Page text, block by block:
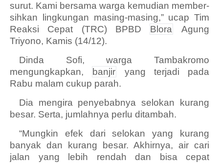
surut. Kami bersama warga kemudian member­
sihkan lingkungan ma­sing-masing,” ucap Tim
Reaksi Cepat (TRC) BPBD Blora
Agung
Triyono, Kamis (14/12).
Dinda Sofi, warga Tambakromo
mengungkapkan,
banjir yang terjadi pada
Rabu malam cukup parah.
Dia mengira penyebabnya selokan kurang
besar. Serta, jumlahnya perlu ditambah.
“Mungkin efek dari selokan yang kurang
banyak dan kurang besar. Akhirnya, air cari
jalan yang lebih rendah dan bisa cepat